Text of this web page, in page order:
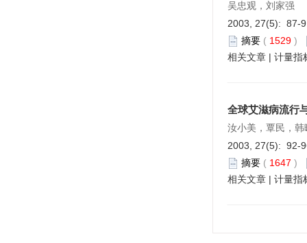
吴忠观，刘家强
2003, 27(5): 87-
摘要 ( 1529 )
相关文章 | 计量指
全球艾滋病流行
汝小美，覃民，韩
2003, 27(5): 92-
摘要 ( 1647 )
相关文章 | 计量指